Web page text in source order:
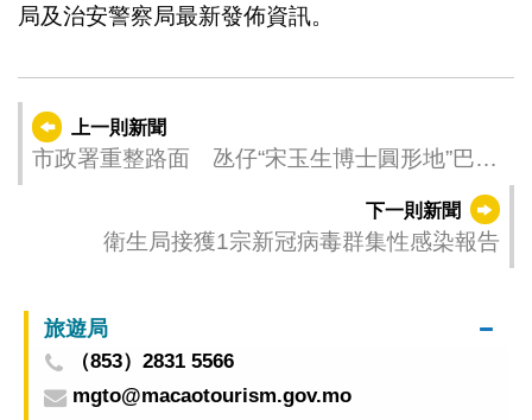
局及治安警察局最新發佈資訊。
上一則新聞
市政署重整路面 氹仔“宋玉生博士圓形地”巴士
下一則新聞
衛生局接獲1宗新冠病毒群集性感染報告
旅遊局
（853）2831 5566
mgto@macaotourism.gov.mo